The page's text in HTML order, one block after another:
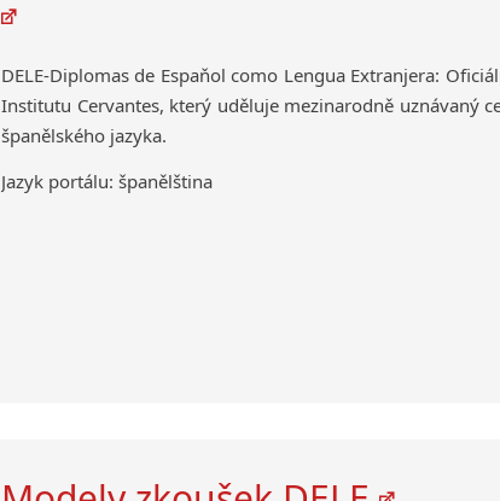
DELE-Diplomas de Espaňol como Lengua Extranjera:
Institutu Cervantes, který uděluje mezinarodně uznávaný
španělského jazyka.
Jazyk portálu: španělština